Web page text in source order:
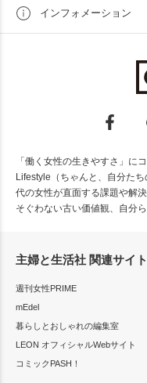
インフォメーション
「働く女性の生きやすさ」に
Lifestyle（ちゃんと、自分た
代の女性が直面する課題や解
そぐわない古い価値観、自分
主婦と生活社 関連サイト
週刊女性PRIME
mEdel
暮らしとおしゃれの編集室
LEON オフィシャルWebサイト
コミックPASH！